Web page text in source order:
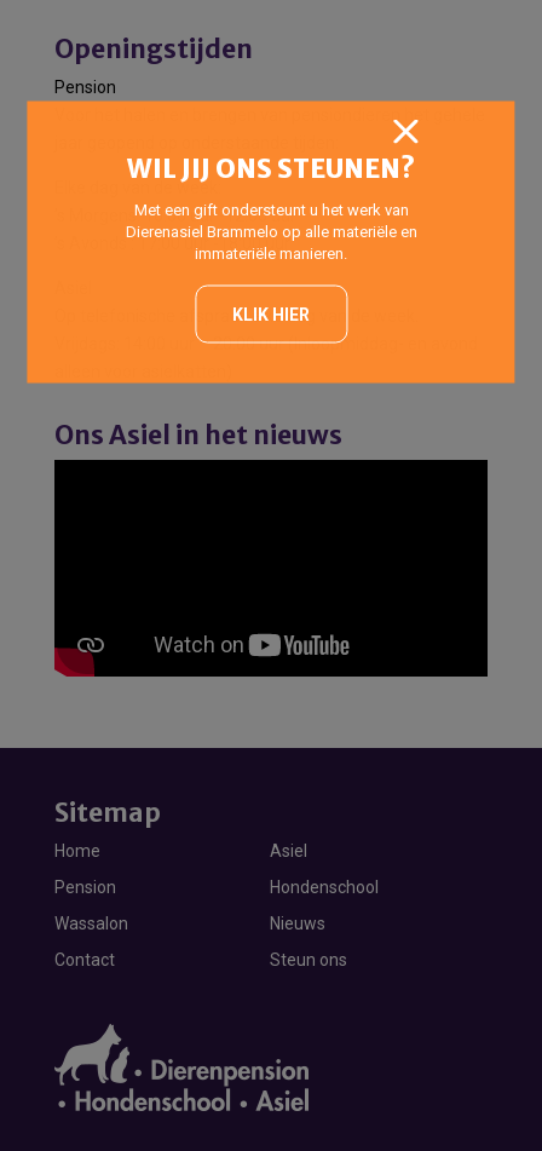
Openingstijden
Pension
Voor het halen en brengen van pensiondieren het gehele
Elke dag van de week:
’s Morgens: 10:00 uur -12:00 uur
’s Avonds : 17:00 uur -18:00 uur
Op telefonische afspraak elke dag van de week.
Vrijdags: 14:00 uur – 20:00 uur (Inloopmiddag- en avond
Ons Asiel in het nieuws
WIL JIJ ONS STEUNEN?
Met een gift ondersteunt u het werk van
Dierenasiel Brammelo op alle materiële en
immateriële manieren.
KLIK HIER
Sitemap
Home
Asiel
Pension
Hondenschool
Wassalon
Nieuws
Contact
Steun ons